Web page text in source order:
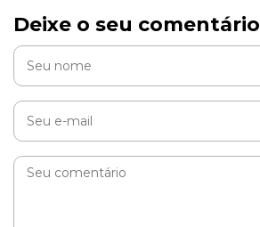
Deixe o seu comentário